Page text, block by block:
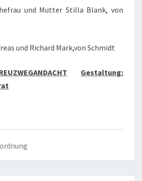
und Mutter Stilla Blank, von
und Richard Mark,von Schmidt
Gestaltung: